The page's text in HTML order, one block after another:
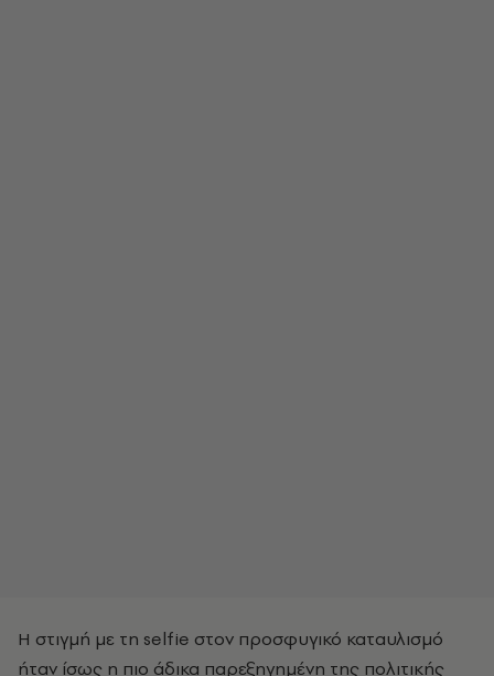
Η στιγμή με τη selfie στον προσφυγικό καταυλισμό
ήταν ίσως η πιο άδικα παρεξηγημένη της πολιτικής